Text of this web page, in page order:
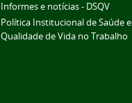
Informes e notícias - DSQV
Política Institucional de Saúde e
Qualidade de Vida no Trabalho